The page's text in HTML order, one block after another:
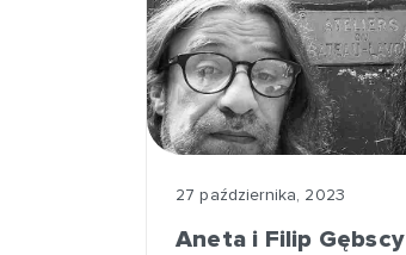
27 października, 2023
Aneta i Filip Gębscy